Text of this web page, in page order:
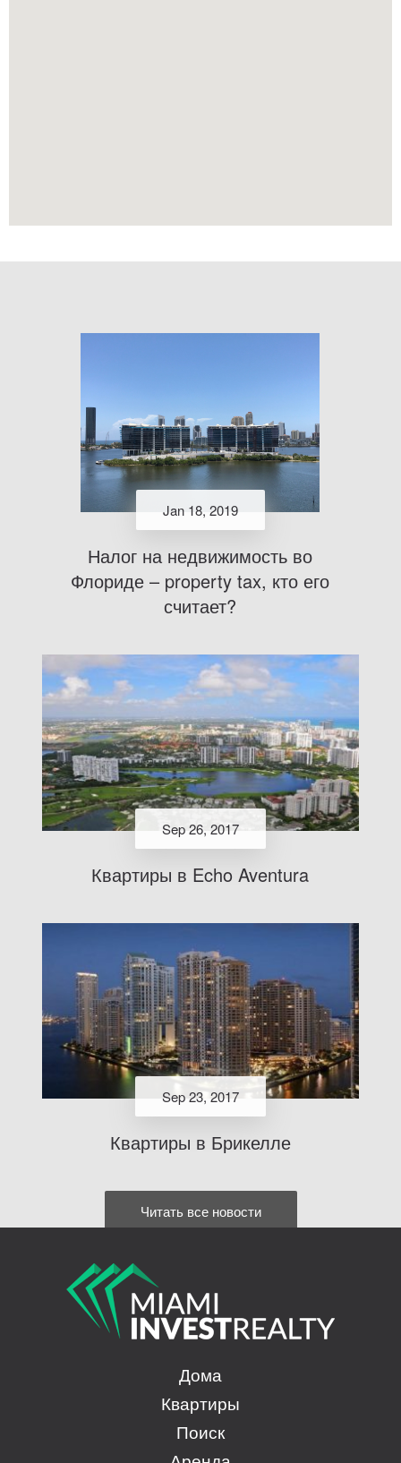
Jan 18, 2019
Налог на недвижимость во
Флориде – property tax, кто его
считает?
Sep 26, 2017
Квартиры в Echo Aventura
Sep 23, 2017
Квартиры в Брикелле
Читать все новости
Дома
Квартиры
Поиск